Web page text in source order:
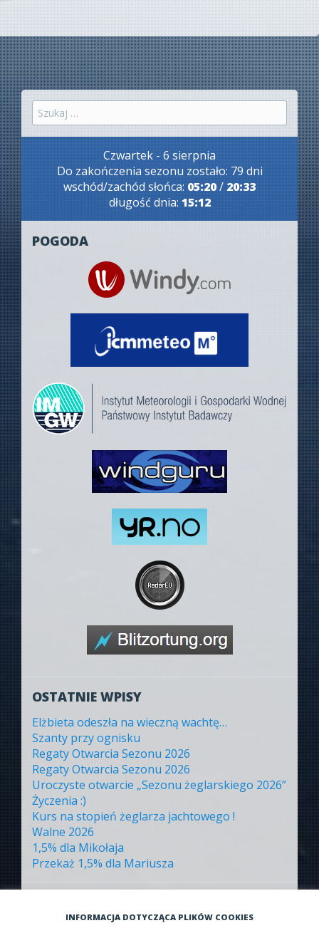
Szukaj:
Czwartek - 6 sierpnia
Do zakończenia sezonu zostało: 79 dni
wschód/zachód słońca: 05:20/ 20:33
długość dnia: 15:12
POGODA
OSTATNIE WPISY
Elżbieta odeszła na wieczną wachtę…
Szanty przy ognisku
Regaty Otwarcia Sezonu 2026
Regaty Otwarcia Sezonu 2026
Uroczyste otwarcie „Sezonu żeglarskiego 2026”
Życzenia :)
Kurs na stopień żeglarza jachtowego !
Walne 2026
1,5% dla Mikołaja
Przekaż 1,5% dla Mariusza
INFORMACJA DOTYCZĄCA PLIKÓW COOKIES